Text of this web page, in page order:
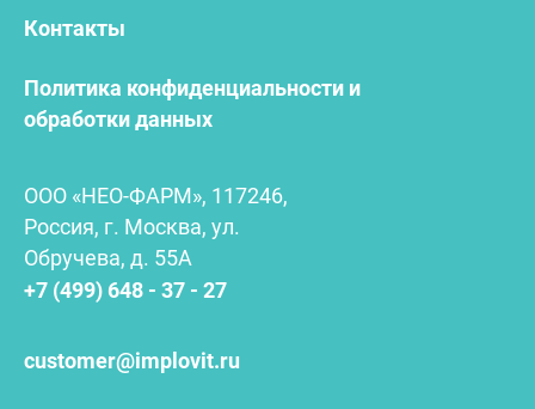
Контакты
Политика конфиденциальности и
обработки данных
ООО «НЕО-ФАРМ», 117246,
Россия, г. Москва, ул.
Обручева, д. 55А
+7 (499) 648 - 37 - 27
customer@implovit.ru